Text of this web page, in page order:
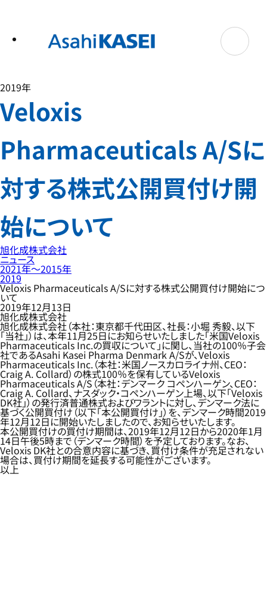
2019年
Veloxis
Pharmaceuticals A/Sに
対する株式公開買付け開
始について
旭化成株式会社
ニュース
2021年〜2015年
2019
Veloxis Pharmaceuticals A/Sに対する株式公開買付け開始につ
いて
2019年12月13日
旭化成株式会社
旭化成株式会社（本社：東京都千代田区、社長：小堀 秀毅、以下
「当社」）は、本年11月25日にお知らせいたしました「米国Veloxis
Pharmaceuticals Inc.の買収について」に関し、当社の100％子会
社であるAsahi Kasei Pharma Denmark A/Sが、Veloxis
Pharmaceuticals Inc.（本社：米国ノースカロライナ州、CEO：
Craig A. Collard）の株式100％を保有しているVeloxis
Pharmaceuticals A/S（本社：デンマーク コペンハーゲン、CEO：
Craig A. Collard、ナスダック・コペンハーゲン上場、以下「Veloxis
DK社」）の発行済普通株式およびワラントに対し、デンマーク法に
基づく公開買付け（以下「本公開買付け」）を、デンマーク時間2019
年12月12日に開始いたしましたので、お知らせいたします。
本公開買付けの買付け期間は、2019年12月12日から2020年1月
14日午後5時まで（デンマーク時間）を予定しております。なお、
Veloxis DK社との合意内容に基づき、買付け条件が充足されない
場合は、買付け期間を延長する可能性がございます。
以上